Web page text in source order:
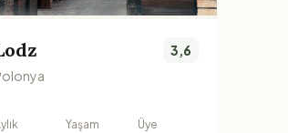
3,6
Yaşam
Üye